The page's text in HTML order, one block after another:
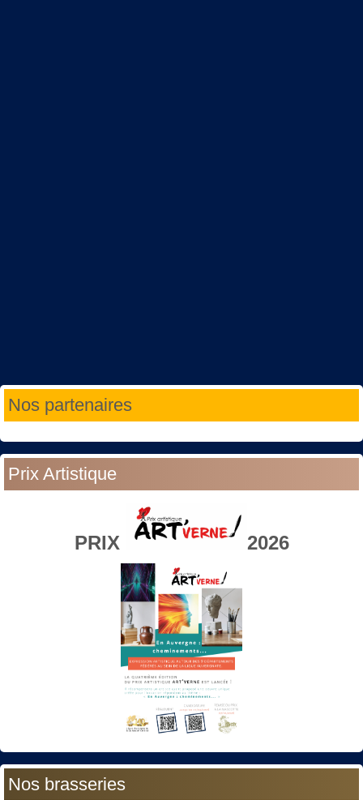
Nos partenaires
Prix Artistique
PRIX 2026
Nos brasseries
Année
précédente
Mois
précédent
Année
suivante
Mois
suivant